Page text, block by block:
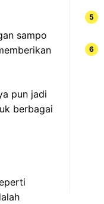
sampo
pun jadi
berbagai